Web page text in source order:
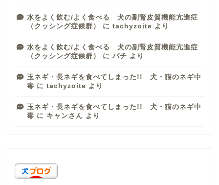
水をよく飲む/よく食べる 犬の副腎皮質機能亢進症
（クッシング症候群）
に tachyzoite より
水をよく飲む/よく食べる 犬の副腎皮質機能亢進症
（クッシング症候群）
に パチ より
玉ネギ・長ネギを食べてしまった!! 犬・猫のネギ中
毒 に tachyzoite より
玉ネギ・長ネギを食べてしまった!! 犬・猫のネギ中
毒 に キャンさん より